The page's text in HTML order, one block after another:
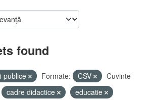
found
publice Formate: CSV
Cuvinte
cadre didactice
educatie